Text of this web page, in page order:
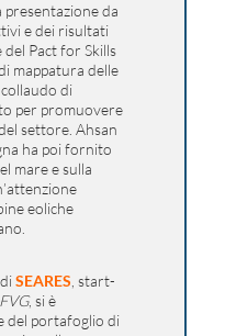
presentazione da
e dei risultati
del Pact for Skills
mappatura delle
di
per promuovere
settore. Ahsan
ha poi fornito
mare e sulla
eoliche
SEARES , start-
, si è
del portafoglio di